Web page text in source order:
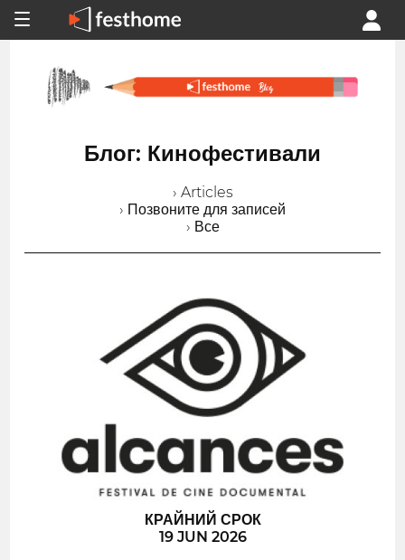
Блог: Кинофестивали
› Articles
› Позвоните для записей
› Все
КРАЙНИЙ СРОК
19 JUN 2026